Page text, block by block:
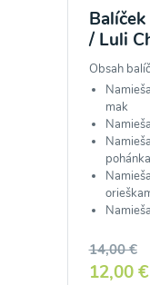
/ Luli
Obsah
mak
pohánka
14,00 €
12,00 €